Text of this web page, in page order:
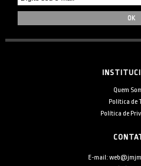
Quem
Política de
Política de
E-mail: